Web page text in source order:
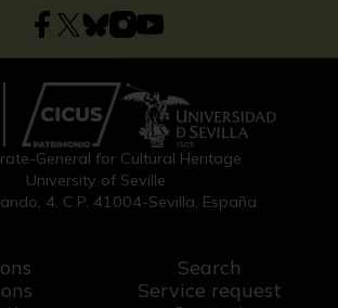
General for Cultural Heritage
University of Seville
4, C.P. 41004-Sevilla, España.
Search
Service request